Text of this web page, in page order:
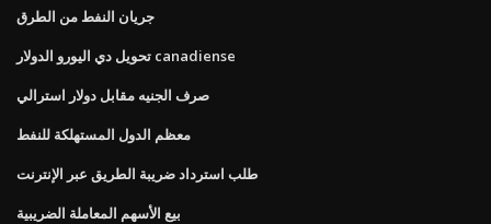
جريان النفط من الطرق
تحويل دي اليورو الدولار canadiense
صرف الجنيه مقابل دولار استرالي
معظم الدول المستهلكة للنفط
طلب استرداد ضريبة الطريق عبر الإنترنت
بيع الأسهم المعاملة الضريبية